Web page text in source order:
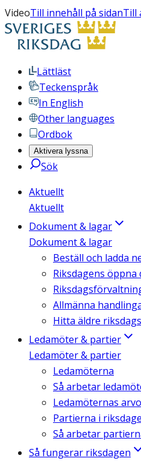
VideoTill innehåll på sidanTill
Lättläst
Teckenspråk
In English
Other languages
Ordbok
Aktivera lyssna
Sök
Aktuellt
Aktuellt
Dokument & lagar
Dokument & lagar
Beställ och ladda
Riksdagens öppna
Allmänna
Hitta äldre
Ledamöter & partier
Ledamöter & partier
Ledamöterna
Så arbetar
Ledamöternas
Partierna i
Så arbetar
Så fungerar riksdagen